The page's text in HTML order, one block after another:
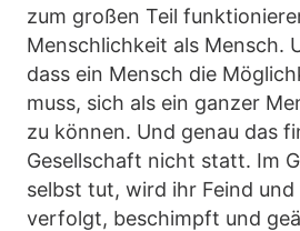
zum großen Teil
Menschlichkeit als Mensch.
dass ein Mensch die
muss, sich als ein ganzer
zu können. Und genau das
Gesellschaft nicht statt. Im
selbst tut, wird ihr Feind
verfolgt, beschimpft und